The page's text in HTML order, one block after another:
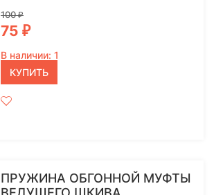
100₽
75 ₽
В наличии: 1
КУПИТЬ
ПРУЖИНА ОБГОННОЙ МУФТЫ